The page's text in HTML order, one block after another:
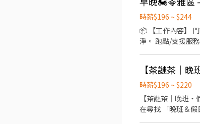
時薪$196 ~ $244
📦 【工作內容】
淨。 跑點/支援服
當日貨量多寡彈
班(無法調整上班
『假日固定早班/
至少給 1 天班）
帳戶。 ✔需有機車
【茶謎茶｜晚
時薪$196 ~ $220
【茶謎茶｜晚班・假日工讀夥伴募集✨】 想找一份工作氣
在尋找 「晚班＆假日工讀夥伴」加入我們的團